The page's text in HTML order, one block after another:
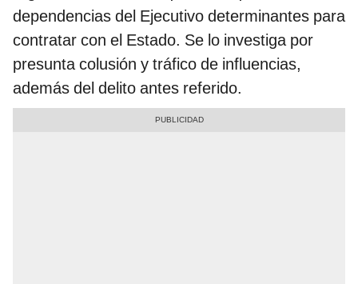
dependencias del Ejecutivo determinantes para
contratar con el Estado. Se lo investiga por
presunta colusión y tráfico de influencias,
además del delito antes referido.